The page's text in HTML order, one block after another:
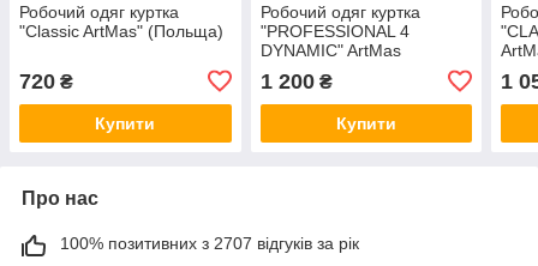
Робочий одяг куртка
"Classic ArtMas" (Польща)
720 ₴
Купити
Робочий одяг куртка
"PROFESSIONAL 4
DYNAMIC" ArtMas
1 200₴
Купити
1
Про нас
100% позитивних з 2707 відгуків за рік